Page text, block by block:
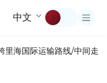
中文
里海国际运输路线/中间走廊